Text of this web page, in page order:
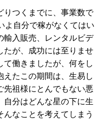
つくまでに、事業数で
よ自分で稼がなくてはい
輸入販売、レンタルビデ
たが、成功には至りませ
て働きましたが、何をし
えたこの期間は、生易し
先祖様にとんでもない悪
自分はどんな星の下に生
んなことを考えてしまう